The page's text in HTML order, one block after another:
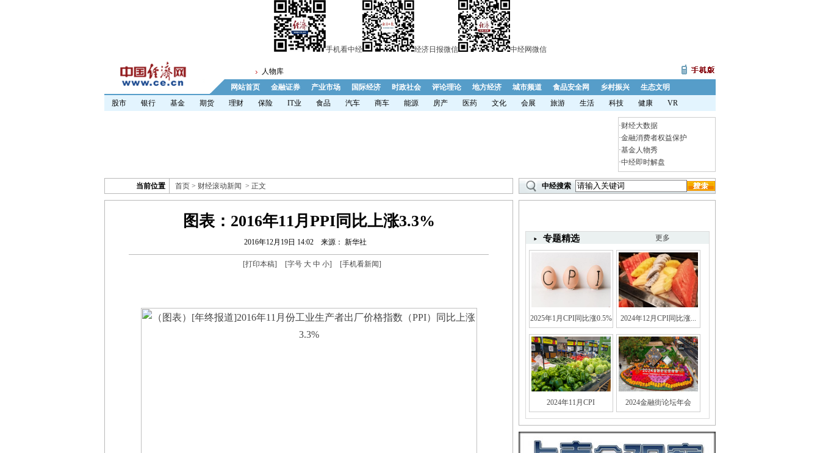
手机看中经 经济日报微信 中经网微信
人物库
网站首页
金融证券 产业市场 国际经济 时政社会 评论理论 地方经济 城市频道 食品安全网 乡村振兴
生态文明
股市
银行 基金 期货 理财 保险 IT业 食品 汽车 商车 能源 房产 医药 文化 会展 旅游 生活 科技 健康 VR
·财经大数据
·金融消费者权益保护
·基金人物秀
·中经即时解盘
当前位置 首页 > 财经滚动新闻 > 正文 中经搜索
图表：2016年11月PPI同比上涨3.3%
2016年12月19日 14:02 来源： 新华社
[打印本稿] [字号 大 中 小] [手机看新闻]
专题精选 更多
2025年1月CPI同比涨0.5% 2024年12月CPI同比涨...
2024年11月CPI 2024金融街论坛年会